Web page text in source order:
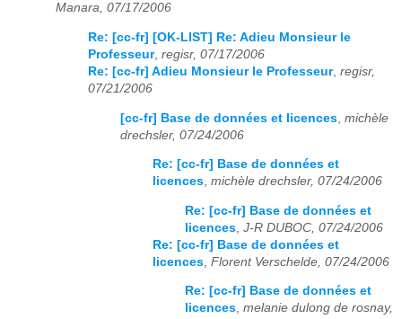
Manara, 07/17/2006
Re: [cc-fr] [OK-LIST] Re: Adieu Monsieur le
Professeur, regisr, 07/17/2006
Re: [cc-fr] Adieu Monsieur le Professeur, regisr,
07/21/2006
[cc-fr] Base de données et licences michèle
drechsler, 07/24/2006
Re: [cc-fr] Base de données et
licences, michèle drechsler, 07/24/2006
Re: [cc-fr] Base de données et
licences J-R DUBOC, 07/24/2006
Re: [cc-fr] Base de données et
licences Florent Verschelde, 07/24/2006
Re: [cc-fr] Base de données et
licences, melanie dulong de rosnay,